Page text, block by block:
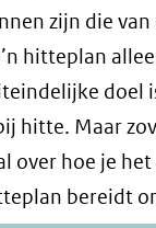
zijn die van
hitteplan
doel
hitte. Maar
over hoe je
bereidt